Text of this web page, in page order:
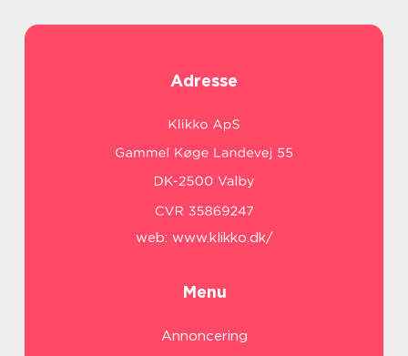
Adresse
web: www.klikko.dk/
Menu
Annoncering